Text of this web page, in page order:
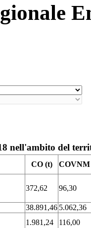
nell'ambito del
CO (t)
COVNM
372,62 96,30
38.891,46 5.062,36
1.981,24
116,00